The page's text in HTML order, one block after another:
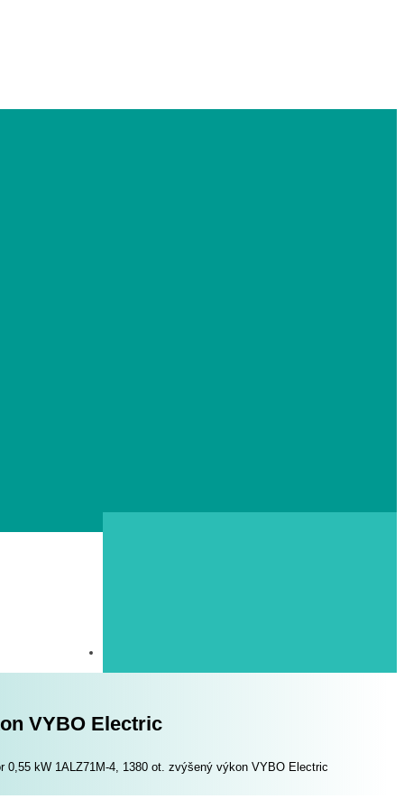
VYBO Electric
0,55 kW 1ALZ71M-4, 1380 ot. zvýšený výkon VYBO Electric